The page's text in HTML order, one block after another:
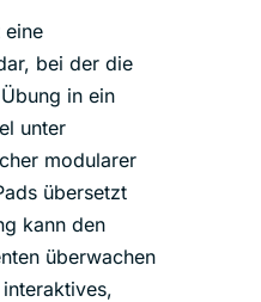
eine
bei der die
in ein
unter
modularer
übersetzt
kann den
überwachen